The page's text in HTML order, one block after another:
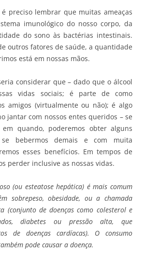
preciso lembrar que muitas ameaças
imunológico do nosso corpo, da
do sono às bactérias intestinais.
outros fatores de saúde, a quantidade
está em nossas mãos.
considerar que – dado que o álcool
vidas sociais; é parte de como
amigos (virtualmente ou não); é algo
jantar com nossos entes queridos – se
quando, poderemos obter alguns
se bebermos demais e com muita
esses benefícios. Em tempos de
perder inclusive as nossas vidas.
(ou esteatose hepática) é mais comum
sobrepeso, obesidade, ou a chamada
(conjunto de doenças como colesterol e
diabetes ou pressão alta, que
de doenças cardíacas). O consumo
pode causar a doença.